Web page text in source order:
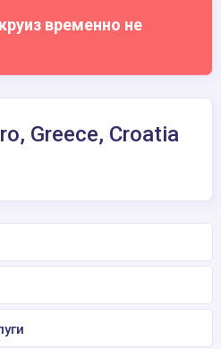
временно не
Greece, Croatia